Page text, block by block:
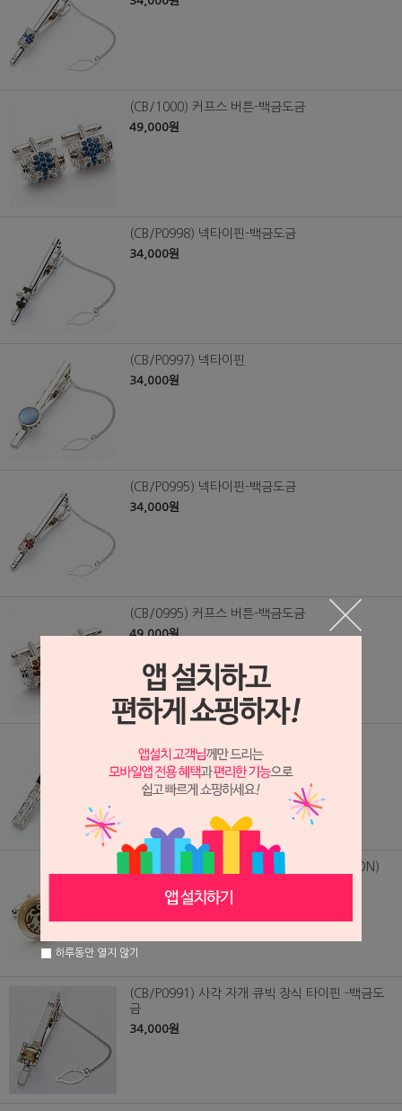
(CB/1000) 커프스 버튼-백금도금
49,000원
(CB/P0998) 넥타이핀-백금도금
34,000원
(CB/P0997) 넥타이핀
34,000원
(CB/P0995) 넥타이핀-백금도금
34,000원
(CB/0995) 커프스 버튼-백금도금
49,000원
34,000원
(CB/0992) 자개 삼족오 커프스 버튼 (GHOON)
(CB/P0991) 사각 자개 큐빅 장식 타이핀 -백금도
금
34,000원
하루동안 열지 않기